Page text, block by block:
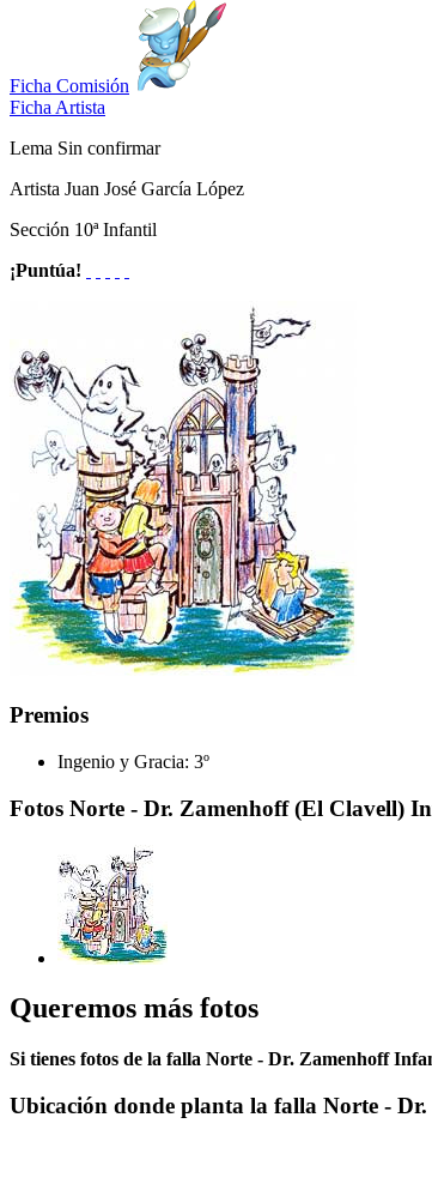
Ficha Comisión
Ficha Artista
Lema Sin confirmar
Artista Juan José García López
Sección 10ª Infantil
¡Puntúa!
Premios
Ingenio y Gracia: 3º
Fotos Norte - Dr. Zamenhoff (El Clavell)
Queremos más fotos
Si tienes fotos de la falla Norte - Dr. Zamenhoff
Ubicación donde planta la falla Norte -